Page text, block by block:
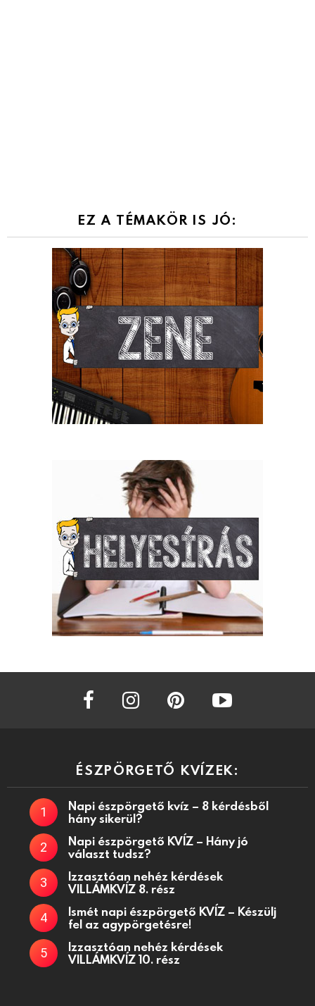
EZ A TÉMAKÖR IS JÓ:
facebook instagram
ÉSZPÖRGETŐ KVÍZEK:
Napi észpörgető kvíz – 8 kérdésből
hány sikerül?
Napi észpörgető KVÍZ – Hány jó
választ tudsz?
Izzasztóan nehéz kérdések
VILLÁMKVÍZ 8. rész
Ismét napi észpörgető KVÍZ – Készülj
fel az agypörgetésre!
Izzasztóan nehéz kérdések
VILLÁMKVÍZ 10. rész